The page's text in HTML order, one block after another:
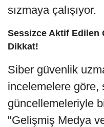
sızmaya çalışıyor.
Sessizce Aktif Edilen
Dikkat!
Siber güvenlik
incelemelere göre,
güncellemeleriyle
"Gelişmiş Medya